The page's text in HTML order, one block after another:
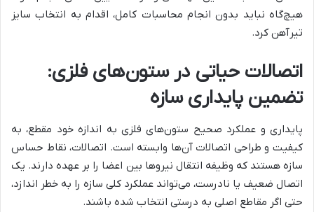
هیچ‌گاه نباید بدون انجام محاسبات کامل، اقدام به انتخاب سایز
تیرآهن کرد.
اتصالات حیاتی در ستون‌های فلزی:
تضمین پایداری سازه
پایداری و عملکرد صحیح ستون‌های فلزی به اندازه خود مقطع، به
کیفیت و طراحی اتصالات آن‌ها وابسته است. اتصالات، نقاط حساس
سازه هستند که وظیفه انتقال نیروها بین اعضا را بر عهده دارند. یک
اتصال ضعیف یا نادرست، می‌تواند عملکرد کلی سازه را به خطر اندازد،
حتی اگر مقاطع اصلی به درستی انتخاب شده باشند.